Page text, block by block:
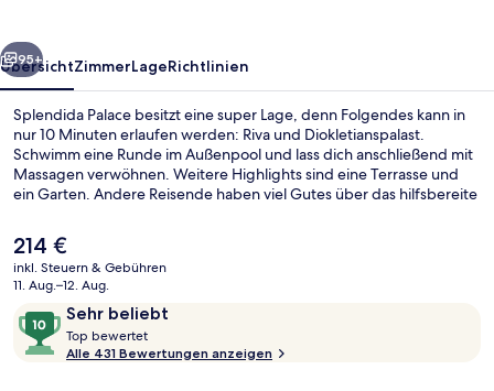
Weiter
95+
ÜbersichtZimmerLageRichtlinien
Splendida Palace besitzt eine super Lage, denn Folgendes kann in
nur 10 Minuten erlaufen werden: Riva und Diokletianspalast.
Schwimm eine Runde im Außenpool und lass dich anschließend mit
Massagen verwöhnen. Weitere Highlights sind eine Terrasse und
ein Garten. Andere Reisende haben viel Gutes über das hilfsbereite
Der
aktuelle
Preis
214 €.
214 €
inkl. Steuern & Gebühren
11. Aug.–12. Aug.
Bewertungen
Sehr beliebt
10
von
10,
Top bewertet
o
Alle 431 Bewertungen anzeigen